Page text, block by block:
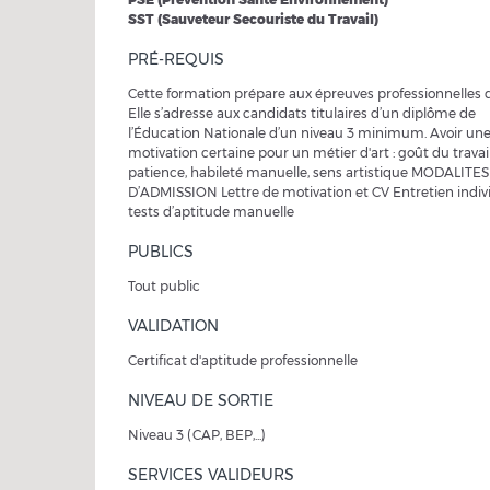
SST (Sauveteur Secouriste du Travail)
PRÉ-REQUIS
Cette formation prépare aux épreuves professionnelles
Elle s’adresse aux candidats titulaires d’un diplôme de
l’Éducation Nationale d’un niveau 3 minimum. Avoir une
motivation certaine pour un métier d'art : goût du
patience, habileté manuelle, sens artistique MODALITES
D’ADMISSION Lettre de motivation et CV Entretien
tests d’aptitude manuelle
PUBLICS
Tout public
VALIDATION
Certificat d'aptitude professionnelle
NIVEAU DE SORTIE
Niveau 3 (CAP, BEP,...)
SERVICES VALIDEURS